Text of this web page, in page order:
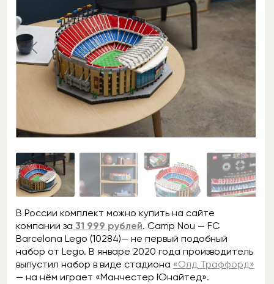
В России комплект можно купить на сайте
компании за 31 999 рублей. Camp Nou — FC
Barcelona Lego (10284)— не первый подобный
набор от Lego. В январе 2020 года производитель
выпустил набор в виде стадиона «Олд Траффорд»
— на нём играет «Манчестер Юнайтед».